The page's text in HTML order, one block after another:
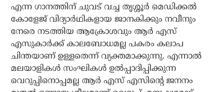
എന്ന ഗാനത്തിന് ചുവട് വച്ച തൃശ്ശൂര്‍ മെഡിക്കല്‍
കോളേജ് വിദ്യാര്‍ഥികളായ ജാനകിക്കും നവീനും
നേരെ നടത്തിയ ആക്രോശവും ആര്‍ എസ്
എസുകാര്‍ക്ക് കാലബോധമല്ല പകരം കലാപ
ചിന്തയാണ് ഉള്ളതെന്ന് വ്യക്തമാക്കുന്നു. എന്നാല്‍
മലയാളികള്‍ സംഘികള്‍ ഉല്‍പ്പാദിപ്പിക്കുന്ന
വെറുപ്പിനൊപ്പമല്ല ആര്‍ എസ് എസിന്റെ ജനനം